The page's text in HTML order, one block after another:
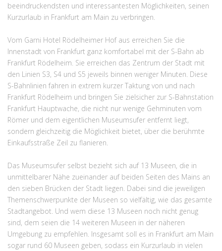
beeindruckendsten und interessantesten Möglichkeiten, seinen
Kurzurlaub in Frankfurt am Main zu verbringen.
Vom Garni Hotel Rödelheimer Hof aus erreichen Sie die
Innenstadt von Frankfurt ganz komfortabel mit der S-Bahn ab
Frankfurt Rödelheim. Sie erreichen das Zentrum der Stadt mit
den Linien S3, S4 und S5 jeweils binnen weniger Minuten. Diese
S-Bahnlinien fahren in extrem kurzer Taktung von und nach
Frankfurt Rödelheim und bringen Sie zielsicher zur S-Bahnstation
Frankfurt Hauptwache, die nicht nur wenige Gehminuten vom
Römer und dem eigentlichen Museumsufer entfernt liegt,
sondern gleichzeitig die Möglichkeit bietet, über die berühmte
Einkaufsstraße Zeil zu flanieren.
Das Museumsufer selbst bezieht sich auf 13 Museen, die in
unmittelbarer Nähe zueinander auf beiden Seiten des Mains an
den sieben Brücken der Stadt liegen. Dabei sind die jeweiligen
Themenschwerpunkte der Museen so vielfältig, wie das gesamte
Stadtangebot. Und wem diese 13 Museen noch nicht genug
sind, dem seien die 14 weiteren Museen in der näheren
Umgebung zu empfehlen. Insgesamt soll es in Frankfurt am Main
sogar rund 60 Museen geben, sodass ein Kurzurlaub in vielen